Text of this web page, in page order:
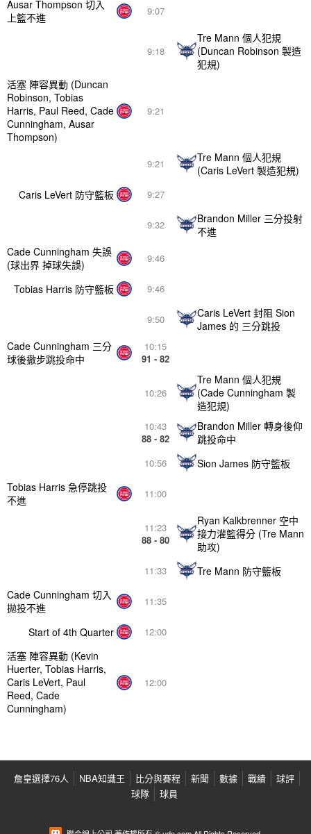
12:00
活塞 陣容異動 (Kevin
Huerter, Tobias Harris,
Caris LeVert, Paul
Reed, Cade
Cunningham)
12:00
Start of 4th Quarter
11:35
Cade Cunningham 切入
拋投不進
11:33 Tre Mann 防守籃板
11:23
88 - 80
Ryan Kalkbrenner 空中
接力灌籃得分 (Tre Mann
助攻)
11:00
Tobias Harris 急停跳投
不進
10:56 Sion James 防守籃板
10:43
88 - 82
Brandon Miller 轉身後仰
跳投命中
10:26
Tre Mann 個人犯規
(Cade Cunningham 製
造犯規)
10:15
91 - 82
Cade Cunningham 三分
球後撤步跳投命中
9:50
Caris LeVert 封阻 Sion
James 的 三分跳投
9:46
Tobias Harris 防守籃板
9:46
Cade Cunningham 失誤
(球出界 掉球失誤)
9:32
Brandon Miller 三分投射
不進
9:27
Caris LeVert 防守籃板
9:21
Tre Mann 個人犯規
(Caris LeVert 製造犯規)
9:21
活塞 陣容異動 (Duncan
Robinson, Tobias
Harris, Paul Reed, Cade
Cunningham, Ausar
Thompson)
9:18
Tre Mann 個人犯規
(Duncan Robinson 製造
犯規)
9:07
Ausar Thompson 切入
上籃不進
詹皇選擇76人 NBA知識王 比分與賽程 新聞 數據 戰績
球評
球隊
球員